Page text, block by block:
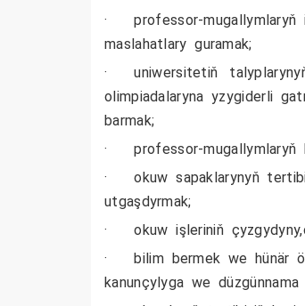
· professor-mugallymlaryň
maslahatlary guramak;
· uniwersitetiň talyplarynyň
olimpiadalaryna yzygiderli
barmak;
· professor-mugallymlaryň
· okuw sapaklarynyň tertibi
utgaşdyrmak;
· okuw işleriniň
· bilim bermek we hünär
kanunçylyga we